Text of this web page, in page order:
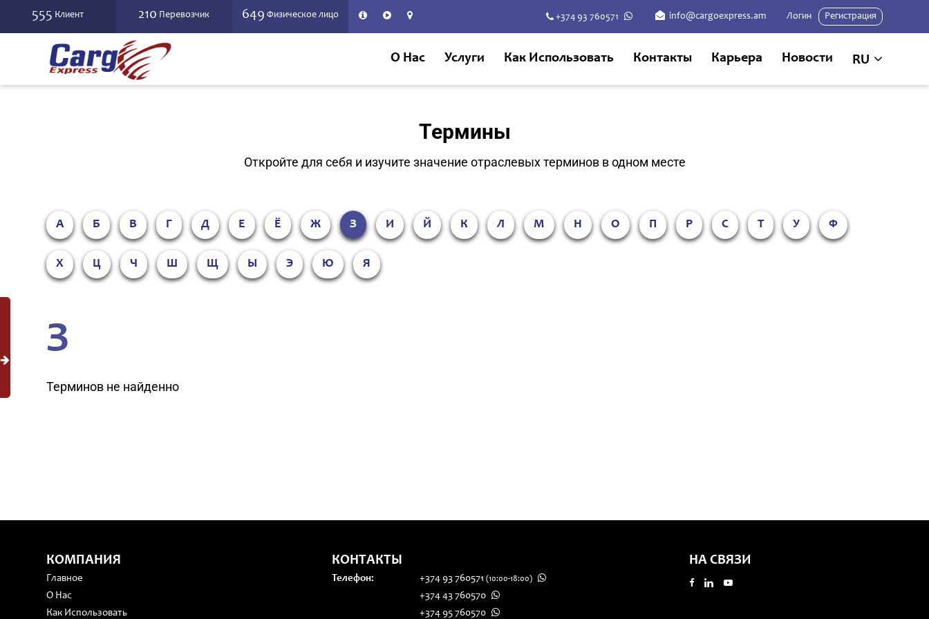
555 Клиент 210 Перевозчик 649 Физическое лицо +374 93 760571 info@cargoexpress.am Логин Регистрация
О Нас Услуги Как Использовать Контакты Карьера Новости RU
Термины
Откройте для себя и изучите значение отраслевых терминов в одном месте
А Б В Г Д Е Ё Ж З И Й К Л М Н О П Р С Т У Ф
Х Ц Ч Ш Щ Ы Э Ю Я
З
Терминов не найденно
КОМПАНИЯ
Главное
О Нас
Как Использовать
КОНТАКТЫ
Телефон: +374 93 760571 (10:00-18:00)
+374 43 760570
+374 95 760570
НА СВЯЗИ